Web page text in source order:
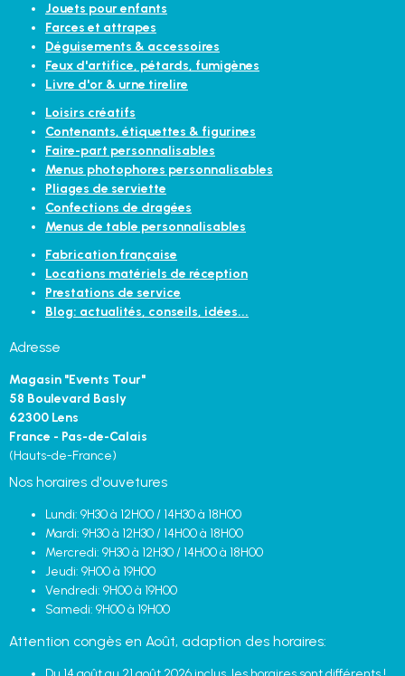
Jouets pour enfants
Farces et attrapes
Déguisements & accessoires
Feux d'artifice, pétards, fumigènes
Livre d'or & urne tirelire
Loisirs créatifs
Contenants, étiquettes & figurines
Faire-part personnalisables
Menus photophores personnalisables
Pliages de serviette
Confections de dragées
Menus de table personnalisables
Fabrication française
Locations matériels de réception
Prestations de service
Blog: actualités, conseils, idées...
Adresse
Magasin "Events Tour"
58 Boulevard Basly
62300 Lens
France - Pas-de-Calais
(Hauts-de-France)
Nos horaires d'ouvetures
Lundi: 9H30 à 12H00 / 14H30 à 18H00
Mardi: 9H30 à 12H30 / 14H00 à 18H00
Mercredi: 9H30 à 12H30 / 14H00 à 18H00
Jeudi: 9H00 à 19H00
Vendredi: 9H00 à 19H00
Samedi: 9H00 à 19H00
Attention congès en Août, adaption des horaires: